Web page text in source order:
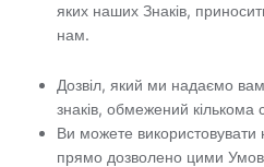
яких наших Знаків,
нам.
Дозвіл, який ми надаємо
знаків, обмежений кількома
Ви можете
прямо дозволено цими